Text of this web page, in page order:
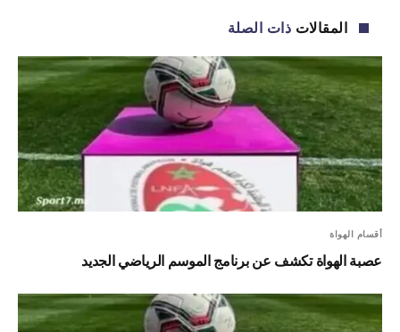
المقالات ذات الصلة
أقسام الهواة
عصبة الهواة تكشف عن برنامج الموسم الرياضي الجديد